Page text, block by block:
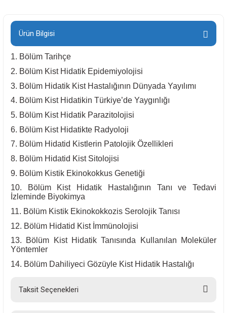
Ürün Bilgisi
1. Bölüm Tarihçe
2. Bölüm Kist Hidatik Epidemiyolojisi
3. Bölüm Hidatik Kist Hastalığının Dünyada Yayılımı
4. Bölüm Kist Hidatikin Türkiye’de Yaygınlığı
5. Bölüm Kist Hidatik Parazitolojisi
6. Bölüm Kist Hidatikte Radyoloji
7. Bölüm Hidatid Kistlerin Patolojik Özellikleri
8. Bölüm Hidatid Kist Sitolojisi
9. Bölüm Kistik Ekinokokkus Genetiği
10. Bölüm Kist Hidatik Hastalığının Tanı ve Tedavi
İzleminde Biyokimya
11. Bölüm Kistik Ekinokokkozis Serolojik Tanısı
12. Bölüm Hidatid Kist İmmünolojisi
13. Bölüm Kist Hidatik Tanısında Kullanılan Moleküler
Yöntemler
14. Bölüm Dahiliyeci Gözüyle Kist Hidatik Hastalığı
Taksit Seçenekleri